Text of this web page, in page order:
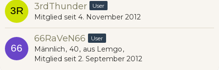
3rdThunder User
Mitglied seit 4. November 2012
66RaVeN66 User
Männlich 40
aus Lemgo
Mitglied seit 2. September 2012